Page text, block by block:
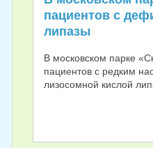
пациентов с
липазы
В московском парке
пациентов с редким
лизосомной кислой